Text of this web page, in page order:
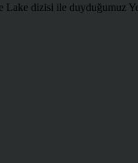
Lake dizisi ile duyduğumuz